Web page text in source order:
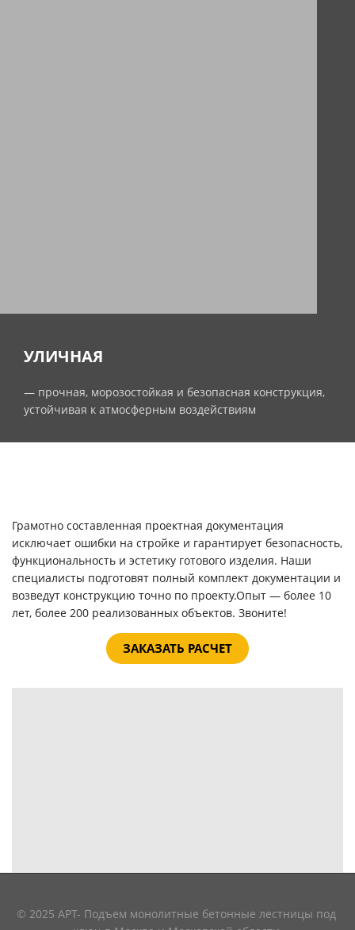
УЛИЧНАЯ
— прочная, морозостойкая и безопасная конструкция,
устойчивая к атмосферным воздействиям
Грамотно составленная проектная документация
исключает ошибки на стройке и гарантирует безопасность,
функциональность и эстетику готового изделия. Наши
специалисты подготовят полный комплект документации и
возведут конструкцию точно по проекту.Опыт — более 10
лет, более 200 реализованных объектов. Звоните!
ЗАКАЗАТЬ РАСЧЕТ
© 2025 АРТ- Подъем монолитные бетонные лестницы под